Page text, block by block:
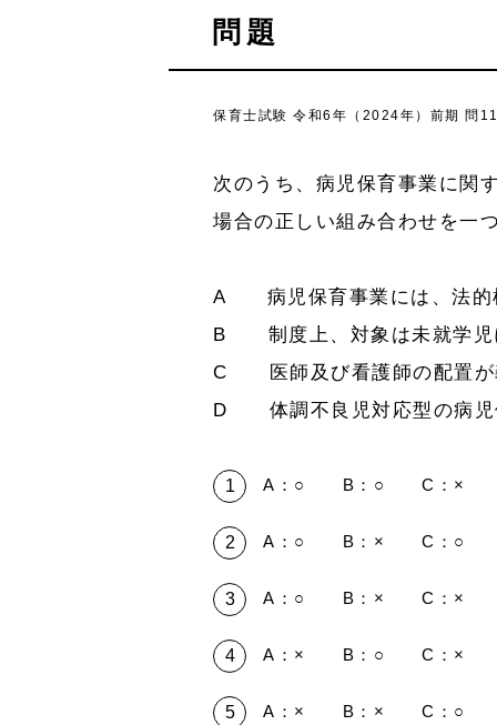
問題
保育士試験 令和6年（2024年）前期 問
次のうち、病児保育事業に関
場合の正しい組み合わせを一
A 病児保育事業には、法的
B 制度上、対象は未就学児
C 医師及び看護師の配置が
D 体調不良児対応型の病児
A：○ B：○ C：×
A：○ B：× C：○
A：○ B：× C：×
A：× B：○ C：×
A：× B：× C：○